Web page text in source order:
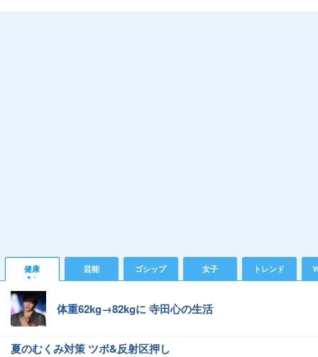
健康 芸能 ゴシップ 女子 トレンド
体重62kg→82kgに 寺田心の生活
夏のむくみ対策 ツボ&反射区押し